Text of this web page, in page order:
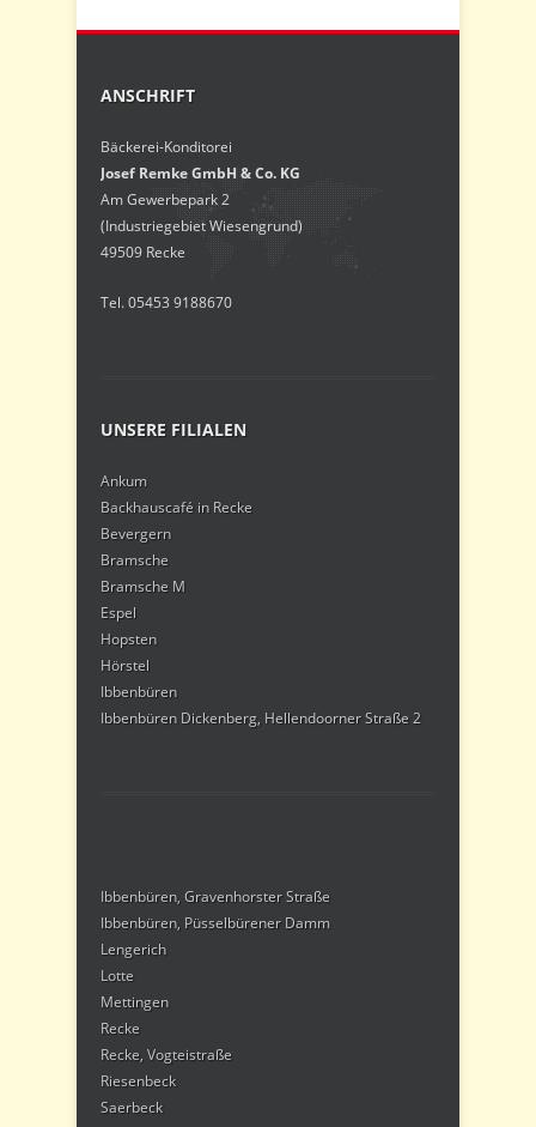
ANSCHRIFT
Bäckerei-Konditorei
Josef Remke GmbH & Co. KG
Am Gewerbepark 2
(Industriegebiet Wiesengrund)
49509 Recke
Tel. 05453 9188670
UNSERE FILIALEN
Ankum
Backhauscafé in Recke
Bevergern
Bramsche
Bramsche M
Espel
Hopsten
Hörstel
Ibbenbüren
Ibbenbüren Dickenberg, Hellendoorner Straße 2
Ibbenbüren, Gravenhorster Straße
Ibbenbüren, Püsselbürener Damm
Lengerich
Lotte
Mettingen
Recke
Recke, Vogteistraße
Riesenbeck
Saerbeck